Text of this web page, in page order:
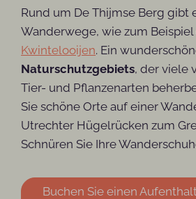
Rund um De Thijmse Berg gibt
Wanderwege, wie zum
Kwintelooijen. Ein
Naturschutzgebiets, der viele
Tier- und Pflanzenarten
Sie schöne Orte auf einer
Utrechter Hügelrücken zum
Schnüren Sie Ihre
Buchen Sie einen